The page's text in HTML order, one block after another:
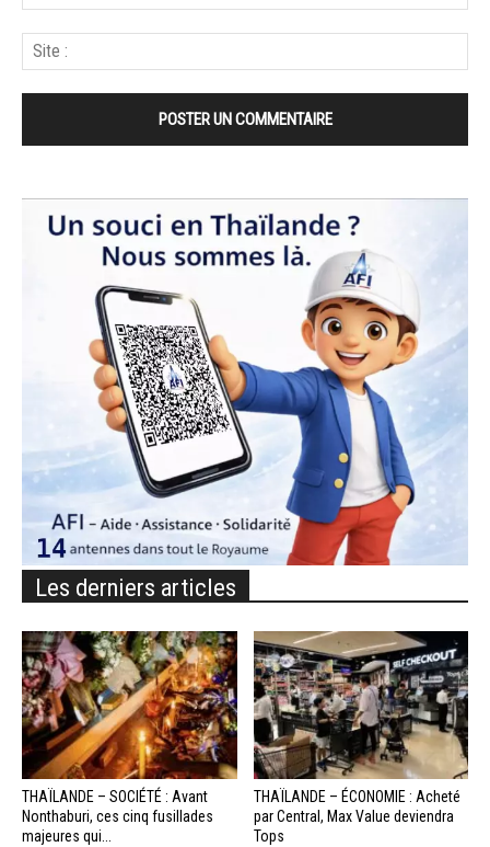
Les derniers articles
THAÏLANDE – SOCIÉTÉ : Avant
Nonthaburi, ces cinq fusillades
majeures qui...
THAÏLANDE – ÉCONOMIE : Acheté
par Central, Max Value deviendra
Tops